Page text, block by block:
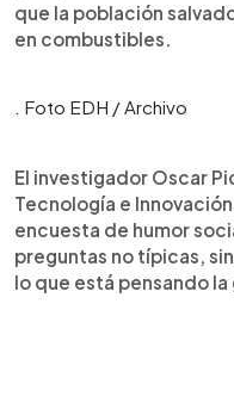
que la población
en combustibles.
. Foto EDH / Archivo
El investigador Oscar
Tecnología e
encuesta de humor
preguntas no típicas,
lo que está pensando